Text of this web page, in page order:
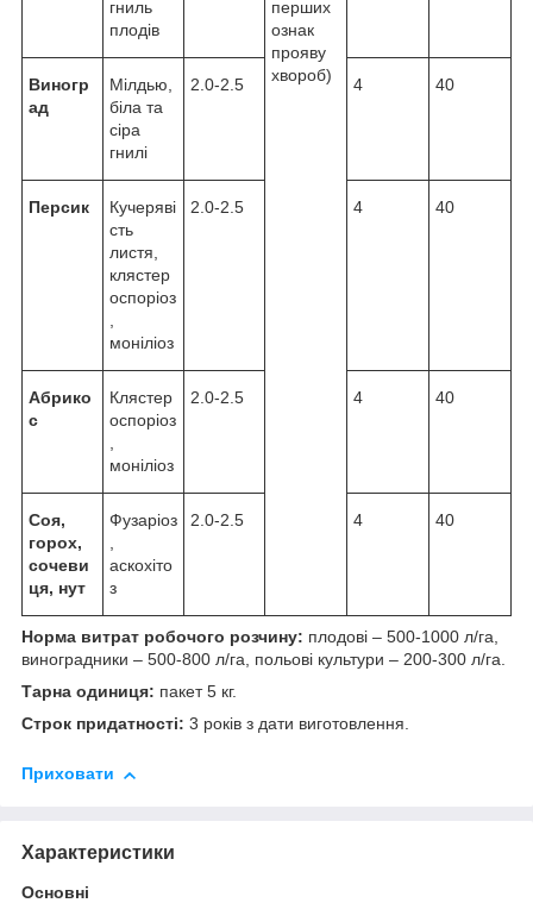
гниль
плодів
перших
ознак
прояву
хвороб)
Виногр
ад
Мілдью,
біла та
сіра
гнилі
2.0-2.5 4 40
Персик
Кучеряві
сть
листя,
клястер
оспоріоз
,
моніліоз
2.0-2.5 4 40
Абрико
с
Клястер
оспоріоз
,
моніліоз
2.0-2.5 4 40
Соя,
горох,
сочеви
ця, нут
Фузаріоз
,
аскохіто
з
2.0-2.5 4 40
Норма витрат робочого розчину: плодові – 500-1000 л/га,
виноградники – 500-800 л/га, польові культури – 200-300 л/га.
Тарна одиниця: пакет 5 кг.
Строк придатності: 3 років з дати виготовлення.
Приховати
Характеристики
Основні